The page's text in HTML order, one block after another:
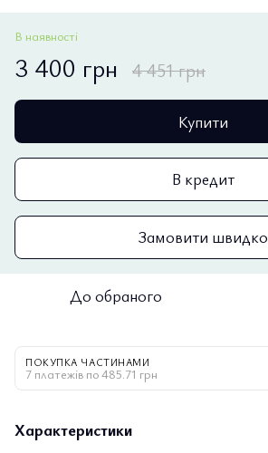
В наявності
3 400 грн 4 451 грн
Купити
В кредит
Замовити швидко
До обраного
ПОКУПКА ЧАСТИНАМИ
7 платежів по 485.71 грн
Характеристики